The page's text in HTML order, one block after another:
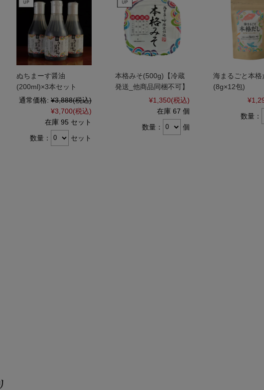
ぬちまーす醤油
(200ml)×3本セット
通常価格: ¥3,888(税込)
¥3,700(税込)
在庫 95 セット
数量：
セット
本格みそ(500g)【冷蔵
発送_他商品同梱不可】
¥1,350(税込)
在庫 67 個
数量：
個
海まるごと本格
(8g×12包)
数量：